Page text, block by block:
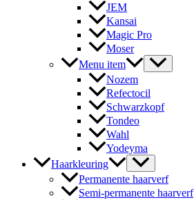
JEM
Kansai
Magic Pro
Moser
Menu item
Nozem
Refectocil
Schwarzkopf
Tondeo
Wahl
Yodeyma
Haarkleuring
Permanente haarverf
Semi-permanente haarverf